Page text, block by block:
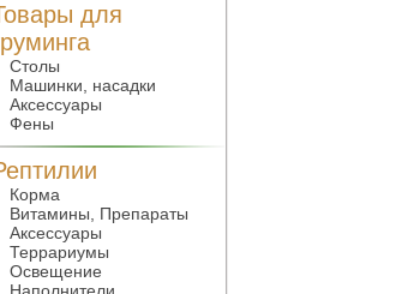
для
Столы
Машинки, насадки
Аксессуары
Фены
Корма
Витамины, Препараты
Аксессуары
Террариумы
Освещение